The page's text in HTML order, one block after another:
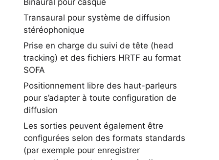
Binaural pour casque
Transaural pour système de diffusion
stéréophonique
Prise en charge du suivi de tête (head
tracking) et des fichiers HRTF au format
SOFA
Positionnement libre des haut-parleurs
pour s’adapter à toute configuration de
diffusion
Les sorties peuvent également être
configurées selon des formats standards
(par exemple pour enregistrer